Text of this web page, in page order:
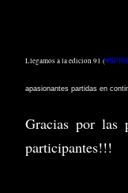
Llegamos a la edicion 91 (
apasionantes partidas en
Gracias por las
participantes!!!